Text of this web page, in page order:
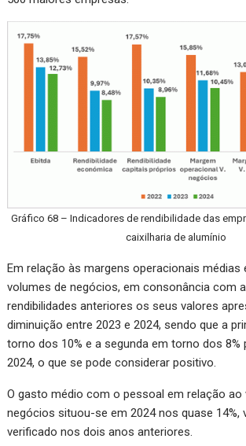
Gráfico 68 – Indicadores de rendibilidade das
caixilharia de alumínio
Em relação às margens operacionais médias
volumes de negócios, em consonância com
rendibilidades anteriores os seus valores
diminuição entre 2023 e 2024, sendo que a
torno dos 10% e a segunda em torno dos 8%
2024, o que se pode considerar positivo.
O gasto médio com o pessoal em relação ao
negócios situou-se em 2024 nos quase 14%,
verificado nos dois anos anteriores.